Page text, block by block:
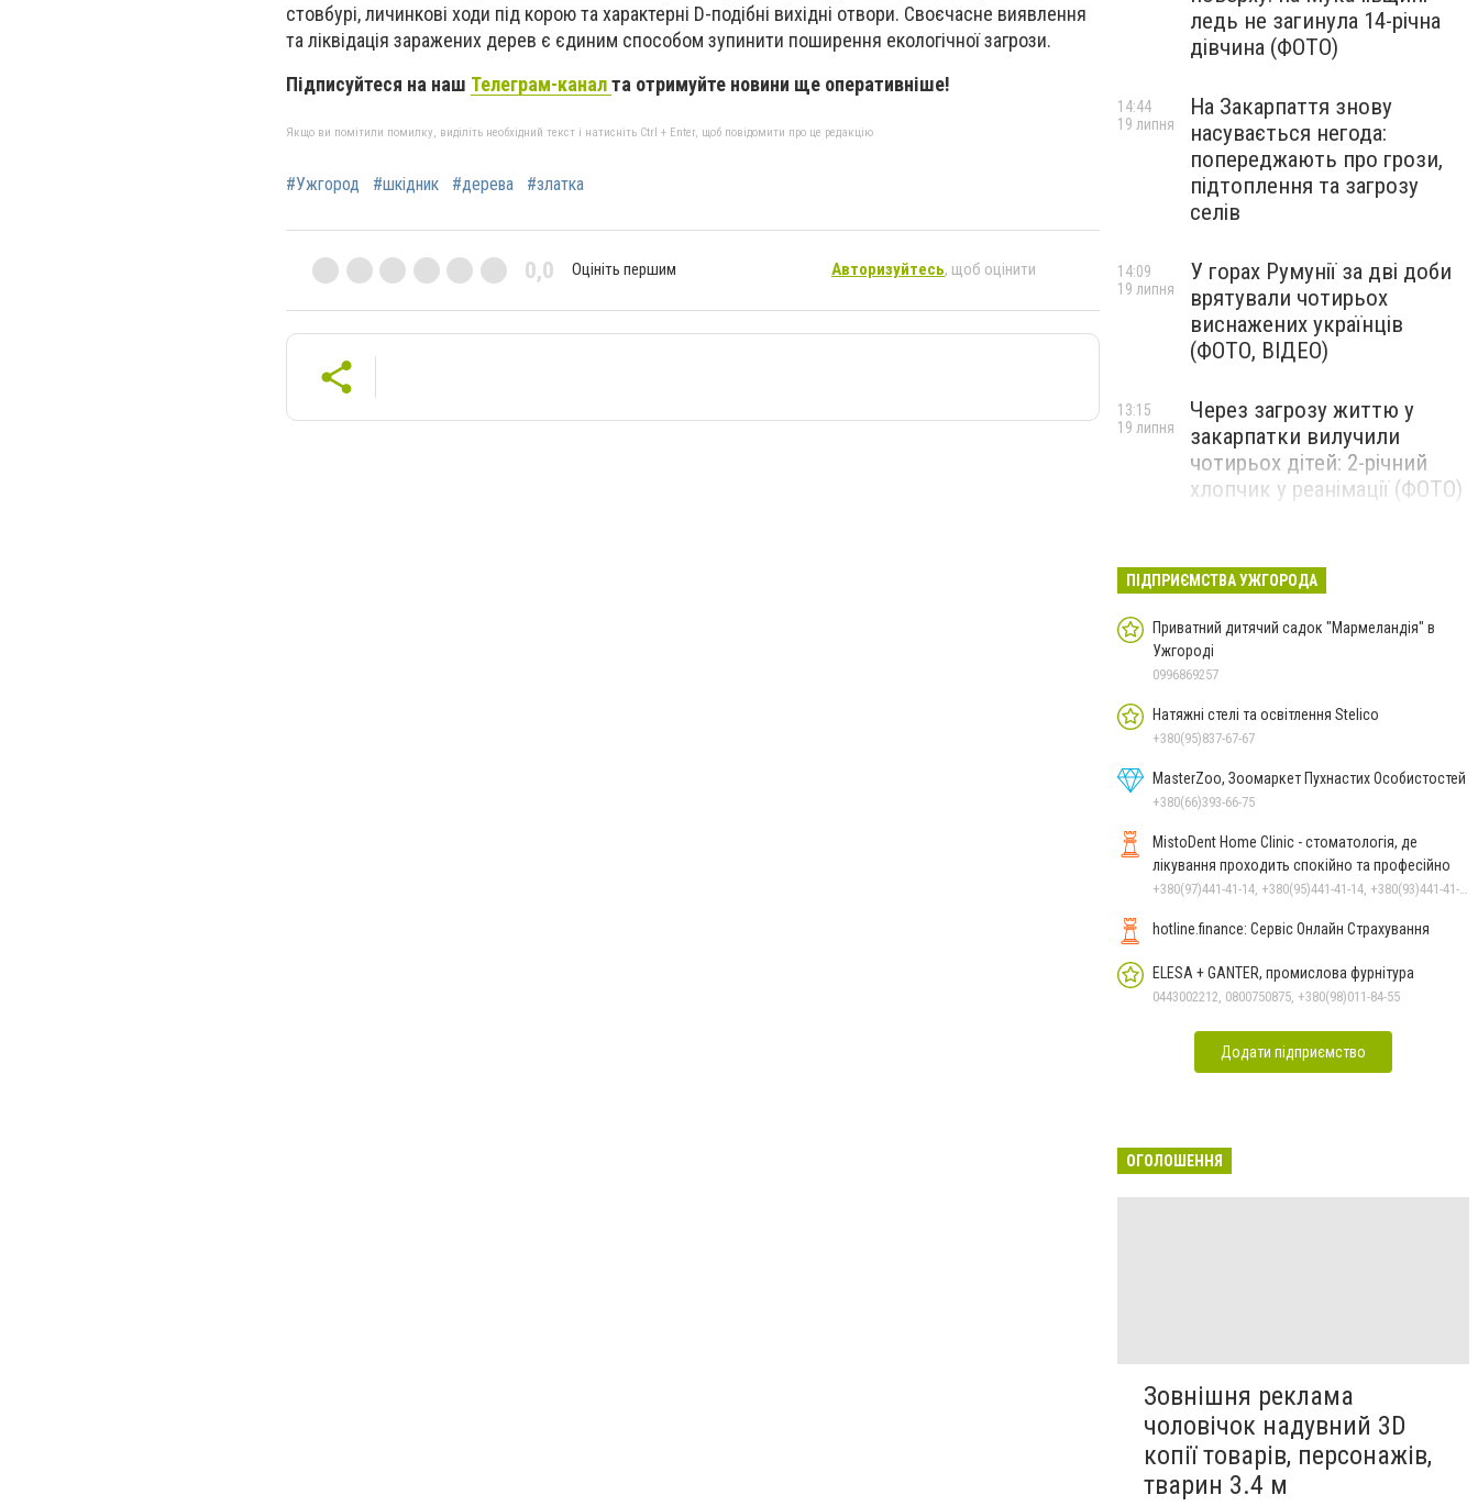
стовбурі, личинкові ходи під корою та характерні D-подібні вихідні отвори. Своєчасне виявлення
та ліквідація заражених дерев є єдиним способом зупинити поширення екологічної загрози.
Підписуйтеся на наш Телеграм-каналта отримуйте новини ще оперативніше!
Якщо ви помітили помилку, виділіть необхідний текст і натисніть Ctrl + Enter, щоб повідомити про це редакцію
#Ужгород #шкідник #дерева #златка
0,0 Оцініть першим Авторизуйтесь, щоб оцінити
ледь не загинула 14-річна
дівчина (ФОТО)
На Закарпаття знову
насувається негода:
попереджають про грози,
підтоплення та загрозу
селів
14:44
19 липня
У горах Румунії за дві доби
врятували чотирьох
виснажених українців
(ФОТО, ВІДЕО)
14:09
19 липня
Через загрозу життю у
закарпатки вилучили
чотирьох дітей: 2-річний
хлопчик у реанімації (ФОТО)
13:15
19 липня
полеглим захисником
Артемом Ромчаком
19 липня
ПІДПРИЄМСТВА УЖГОРОДА
Приватний дитячий садок "Мармеландія" в
Ужгороді
0996869257
Натяжні стелі та освітлення Stelico
+380(95)837-67-67
MasterZoo, Зоомаркет Пухнастих Особистостей
+380(66)393-66-75
MistoDent Home Clinic - стоматологія, де
лікування проходить спокійно та професійно
+380(97)441-41-14, +380(95)441-41-14, +380(93)441-41-14
hotline.finance: Сервіс Онлайн Страхування
ELESA + GANTER, промислова фурнітура
0443002212, 0800750875, +380(98)011-84-55
Додати підприємство
ОГОЛОШЕННЯ
Зовнішня реклама
чоловічок надувний 3D
копії товарів, персонажів,
тварин 3.4 м